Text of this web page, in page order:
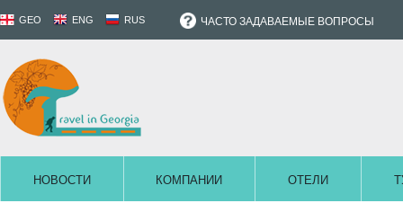
GEO ENG RUS ЧАСТО ЗАДАВАЕМЫЕ ВОПРОСЫ
НОВОСТИ КОМПАНИИ ОТЕЛИ